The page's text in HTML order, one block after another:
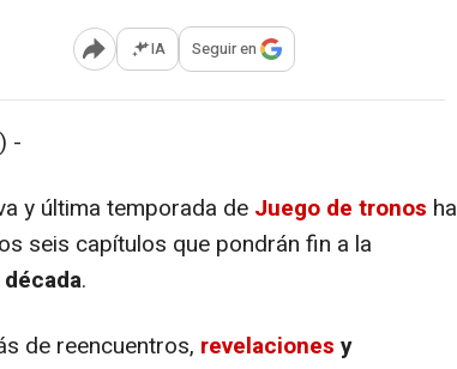
Abrir opciones para compartir
IA Seguir en
-
y última temporada de Juego de tronos ha
seis capítulos que pondrán fin a la
.
de reencuentros, revelaciones y